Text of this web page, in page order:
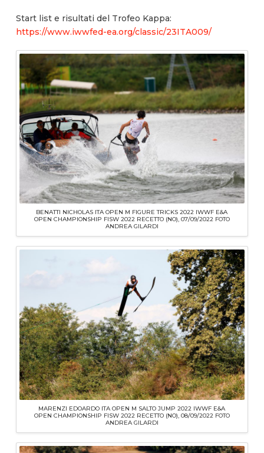
Start list e risultati del Trofeo Kappa:
https://www.iwwfed-ea.org/classic/23ITA009/
BENATTI NICHOLAS ITA OPEN M FIGURE TRICKS 2022 IWWF E&A
OPEN CHAMPIONSHIP FISW 2022 RECETTO (NO), 07/09/2022 FOTO
ANDREA GILARDI
MARENZI EDOARDO ITA OPEN M SALTO JUMP 2022 IWWF E&A
OPEN CHAMPIONSHIP FISW 2022 RECETTO (NO), 08/09/2022 FOTO
ANDREA GILARDI